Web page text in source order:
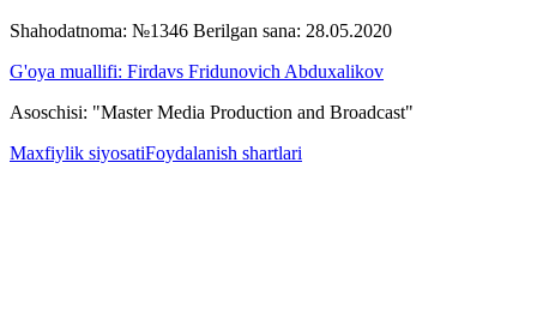
Shahodatnoma: №1346 Berilgan sana: 28.05.2020
G'oya muallifi: Firdavs Fridunovich Abduxalikov
Asoschisi: "Master Media Production and Broadcast"
Maxfiylik siyosatiFoydalanish shartlari